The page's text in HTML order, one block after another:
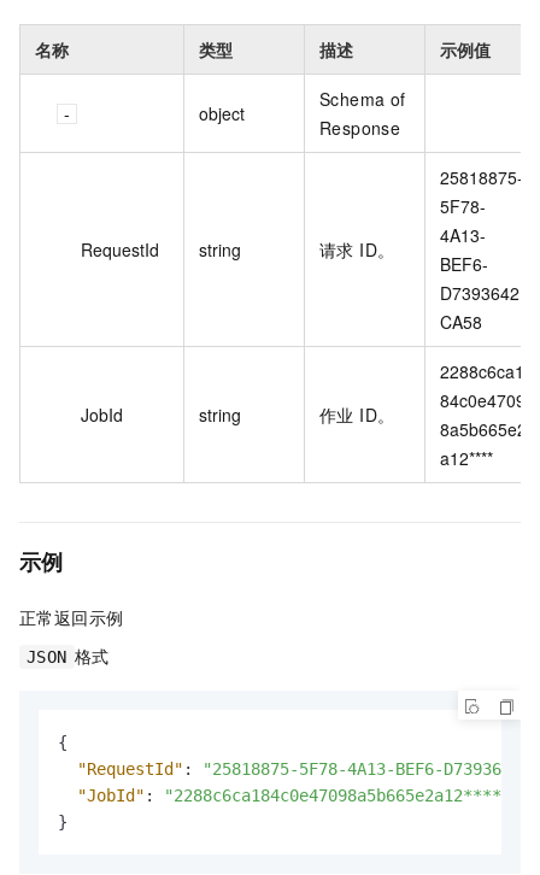
名称 类型 描述 示例值
object
Schema of
Response
RequestId string 请求 ID。
25818875-
5F78-
4A13-
BEF6-
D7393642
CA58
JobId string 作业 ID。
2288c6ca1
84c0e4709
8a5b665e2
a12****
示例
正常返回示例
JSON 格式
{
"RequestId" :
"25818875-5F78-4A13-BEF6-
"JobId" :
"2288c6ca184c0e47098a5b665e2a12****"
}